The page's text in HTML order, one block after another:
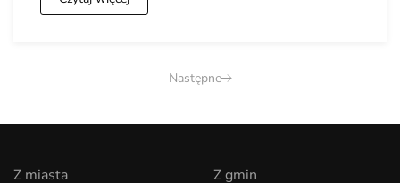
Następne
Z miasta
Z gmin